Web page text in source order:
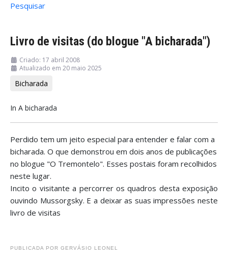
Pesquisar
Livro de visitas (do blogue "A bicharada")
Criado: 17 abril 2008
Atualizado em 20 maio 2025
Bicharada
In A bicharada
Perdido tem um jeito especial para entender e falar com a
bicharada. O que demonstrou em dois anos de publicações
no blogue "O Tremontelo". Esses postais foram recolhidos
neste lugar.
Incito o visitante a percorrer os quadros desta exposição
ouvindo Mussorgsky. E a deixar as suas impressões neste
livro de visitas
PUBLICADA PORGERVÁSIO LEONEL